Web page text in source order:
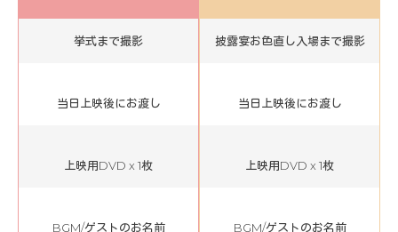
挙式まで撮影
当日上映後にお渡し
上映用DVD x 1枚
BGM/ゲストのお名前
披露宴お色直し入場まで撮影
当日上映後にお渡し
上映用DVD x 1枚
BGM/ゲストのお名前